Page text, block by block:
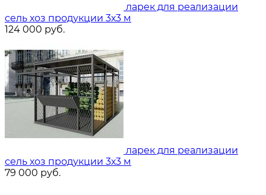
ларек для реализации
сель хоз продукции 3х3 м
124 000 руб.
ларек для реализации
сель хоз продукции 3х3 м
79 000 руб.